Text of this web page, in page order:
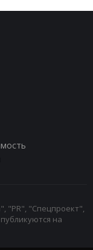
"PR", "Спецпроект",
на